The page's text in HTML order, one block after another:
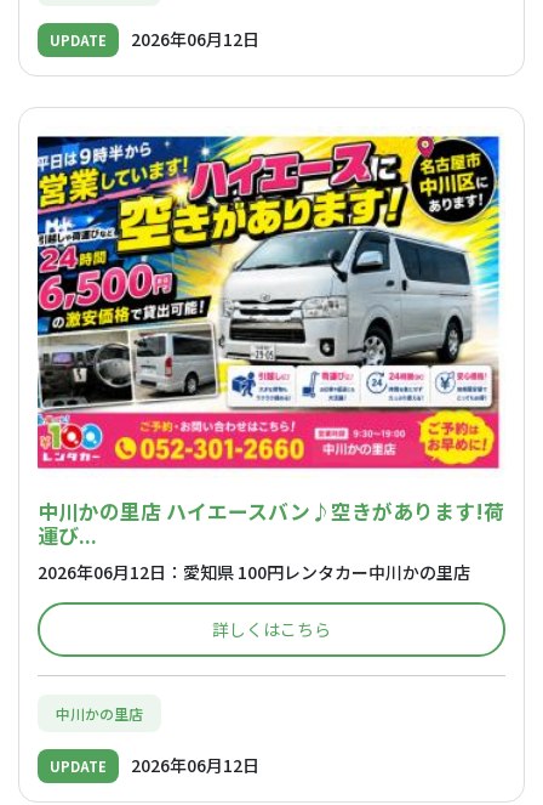
UPDATE 2026年06月12日
中川かの里店 ハイエースバン♪空きがあります!荷
運び...
2026年06月12日：愛知県 100円レンタカー中川かの里店
詳しくはこちら
中川かの里店
UPDATE 2026年06月12日